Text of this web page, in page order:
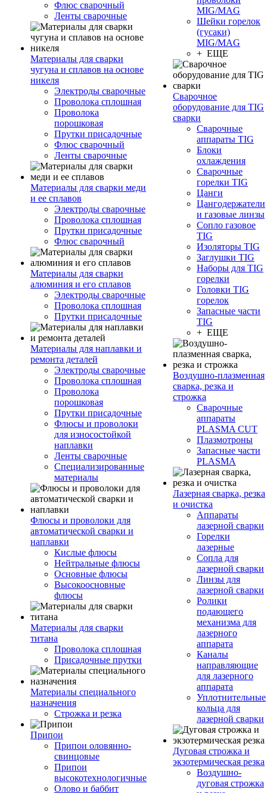
Флюс сварочный
Ленты сварочные
Материалы для сварки
чугуна и сплавов на основе
никеля
Электроды сварочные
Проволока сплошная
Проволока
порошковая
Прутки присадочные
Флюс сварочный
Ленты сварочные
Материалы для сварки меди
и ее сплавов
Электроды сварочные
Проволока сплошная
Прутки присадочные
Флюс сварочный
Материалы для сварки
алюминия и его сплавов
Электроды сварочные
Проволока сплошная
Прутки присадочные
Материалы для наплавки и
ремонта деталей
Электроды сварочные
Проволока сплошная
Проволока
порошковая
Прутки присадочные
Флюсы и проволоки
для износостойкой
наплавки
Ленты сварочные
Специализированные
материалы
Флюсы и проволоки для
автоматической сварки и
наплавки
Кислые флюсы
Нейтральные флюсы
Основные флюсы
Высокоосновные
флюсы
Материалы для сварки
титана
Проволока сплошная
Присадочные прутки
Материалы специального
назначения
Строжка и резка
Припои
Припои оловянно-
свинцовые
Припои
высокотехнологичные
Олово и баббит
MIG/MAG
Шейки горелок
(гусаки)
MIG/MAG
+ ЕЩЕ
Сварочное
оборудование для TIG
сварки
Сварочные
аппараты TIG
Блоки
охлаждения
Сварочные
горелки TIG
Цанги
Цангодержатели
и газовые линзы
Сопло газовое
TIG
Изоляторы TIG
Заглушки TIG
Наборы для TIG
горелки
Головки TIG
горелок
Запасные части
TIG
+ ЕЩЕ
Воздушно-плазменная
сварка, резка и
строжка
Сварочные
аппараты
PLASMA CUT
Плазмотроны
Запасные части
PLASMA
Лазерная сварка, резка
и очистка
Аппараты
лазерной сварки
Горелки
лазерные
Сопла для
лазерной сварки
Линзы для
лазерной сварки
Ролики
подающего
механизма для
лазерного
аппарата
Каналы
направляющие
для лазерного
аппарата
Уплотнительные
кольца для
лазерной сварки
Дуговая строжка и
экзотермическая резка
Воздушно-
дуговая строжка